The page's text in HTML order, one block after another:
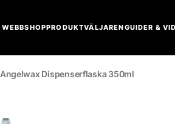
WEBBSHOPPRODUKTVÄLJARENGUIDER &
Angelwax Dispenserflaska 350ml